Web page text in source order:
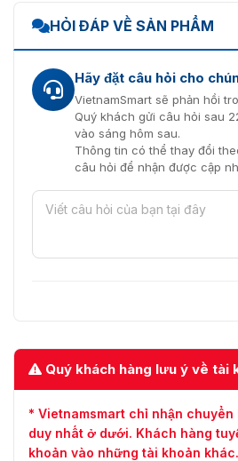
HỎI ĐÁP VỀ SẢN PHẨM
Hãy đặt câu hỏi cho
VietnamSmart sẽ phản hồi
Quý khách gửi câu hỏi sau
vào sáng hôm sau.
Thông tin có thể thay đổi
câu hỏi để nhận được cập
Quý khách hàng lưu ý về tài
* Vietnamsmart chỉ nhận
duy nhất ở dưới. Khách hàng
khoản vào những tài khoản